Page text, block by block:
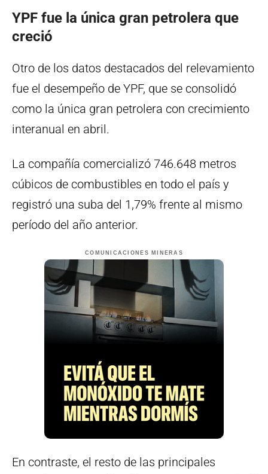
YPF fue la única gran petrolera que
creció
Otro de los datos destacados del relevamiento
fue el desempeño de YPF, que se consolidó
como la única gran petrolera con crecimiento
interanual en abril.
La compañía comercializó 746.648 metros
cúbicos de combustibles en todo el país y
registró una suba del 1,79% frente al mismo
período del año anterior.
COMUNICACIONES MINERAS
En contraste, el resto de las principales